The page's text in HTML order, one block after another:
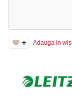
Adauga in